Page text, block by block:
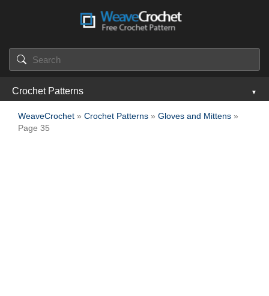
Crochet Patterns
WeaveCrochet » Crochet Patterns » Gloves and Mittens »
Page 35